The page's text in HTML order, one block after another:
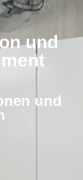
und
und